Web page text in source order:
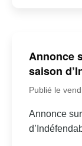
Annonce
saison
Publié le
Annonce